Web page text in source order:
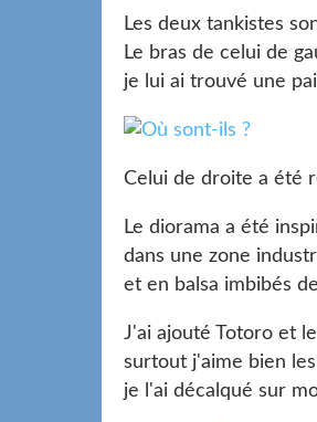
Les deux tankistes
Le bras de celui de
je lui ai trouvé une
Celui de droite a été
Le diorama a été
dans une zone
et en balsa imbibés
J'ai ajouté Totoro et
surtout j'aime bien
je l'ai décalqué sur